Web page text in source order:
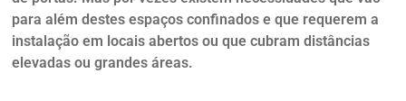
para além destes espaços confinados e que requerem a
instalação em locais abertos ou que cubram distâncias
elevadas ou grandes áreas.